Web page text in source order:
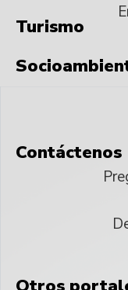
Turismo
Contáctenos